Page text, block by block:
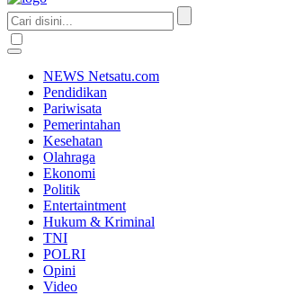
NEWS Netsatu.com
Pendidikan
Pariwisata
Pemerintahan
Kesehatan
Olahraga
Ekonomi
Politik
Entertaintment
Hukum & Kriminal
TNI
POLRI
Opini
Video